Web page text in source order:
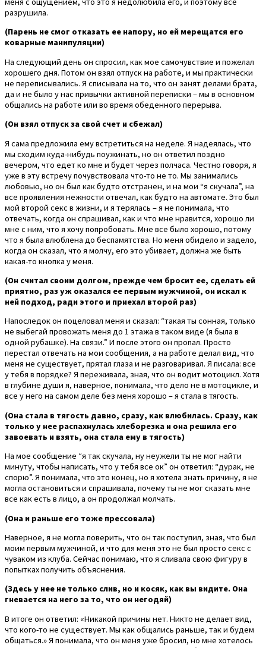
разрушила.
(Парень не смог отказать ее напору, но ей мерещатся его
коварные манипуляции)
На следующий день он спросил, как мое самочувствие и пожелал
хорошего дня. Потом он взял отпуск на работе, и мы практически
не переписывались. Я списывала на то, что он занят делами брата,
да и не было у нас привычки активной переписки – мы в основном
общались на работе или во время обеденного перерыва.
(Он взял отпуск за свой счет и сбежал)
Я сама предложила ему встретиться на неделе. Я надеялась, что
мы сходим куда-нибудь поужинать, но он ответил поздно
вечером, что едет ко мне и будет через полчаса. Честно говоря, я
уже в эту встречу почувствовала что-то не то. Мы занимались
любовью, но он был как будто отстранен, и на мои “я скучала”, на
все проявления нежности отвечал, как будто на автомате. Это был
мой второй секс в жизни, и я терялась – я не понимала, что
отвечать, когда он спрашивал, как и что мне нравится, хорошо ли
мне с ним, что я хочу попробовать. Мне все было хорошо, потому
что я была влюблена до беспамятства. Но меня обидело и задело,
когда он сказал, что я молчу, его это убивает, должна же быть
какая-то кнопка у меня.
(Он считал своим долгом, прежде чем бросит ее, сделать ей
приятно, раз уж оказался ее первым мужчиной, он искал к
ней подход, ради этого и приехал второй раз)
Напоследок он поцеловал меня и сказал: “такая ты сонная, только
не выбегай провожать меня до 1 этажа в таком виде (я была в
одной рубашке). На связи.” И после этого он пропал. Просто
перестал отвечать на мои сообщения, а на работе делал вид, что
меня не существует, прятал глаза и не разговаривал. Я писала: все
у тебя в порядке? Я переживала, зная, что он водит мотоцикл. Хотя
в глубине души я, наверное, понимала, что дело не в мотоцикле, и
все у него на самом деле без меня хорошо – я стала в тягость.
(Она стала в тягость давно, сразу, как влюбилась. Сразу, как
только у нее распахнулась хлеборезка и она решила его
завоевать и взять, она стала ему в тягость)
На мое сообщение “я так скучала, ну неужели ты не мог найти
минуту, чтобы написать, что у тебя все ок” он ответил: “дурак, не
спорю”. Я понимала, что это конец, но я хотела знать причину, я не
могла остановиться и спрашивала, почему ты не мог сказать мне
все как есть в лицо, а он продолжал молчать.
(Она и раньше его тоже прессовала)
Наверное, я не могла поверить, что он так поступил, зная, что был
моим первым мужчиной, и что для меня это не был просто секс с
чуваком из клуба. Сейчас понимаю, что я сливала свою фигуру в
попытках получить объяснения.
(Здесь у нее не только слив, но и косяк, как вы видите. Она
гневается на него за то, что он негодяй)
В итоге он ответил: «Никакой причины нет. Никто не делает вид,
что кого-то не существует. Мы как общались раньше, так и будем
общаться.» Я понимала, что он меня уже бросил, но мне хотелось